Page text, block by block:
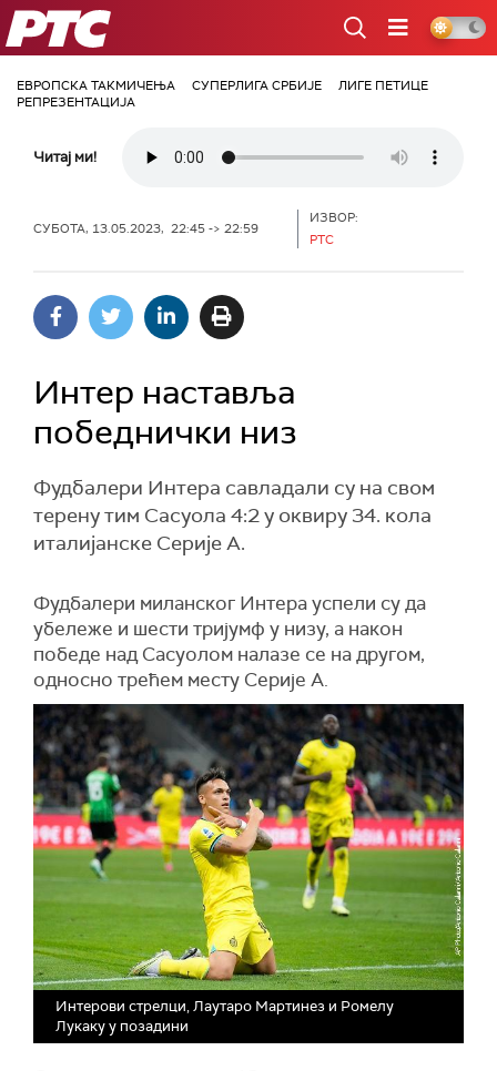
РТС
ЕВРОПСКА ТАКМИЧЕЊА СУПЕРЛИГА СРБИЈЕ
ЛИГЕ ПЕТИЦЕ
РЕПРЕЗЕНТАЦИЈА
Читај ми!
СУБОТА, 13.05.2023, 22:45 -> 22:59
ИЗВОР:
РТС
Интер наставља
победнички низ
Фудбалери Интера савладали су на свом
терену тим Сасуола 4:2 у оквиру 34. кола
италијанске Серије А.
Фудбалери миланског Интера успели су да
убележе и шести тријумф у низу, а након
победе над Сасуолом налазе се на другом,
односно трећем месту Серије А.
Интерови стрелци, Лаутаро Мартинез и Ромелу
Лукаку у позадини